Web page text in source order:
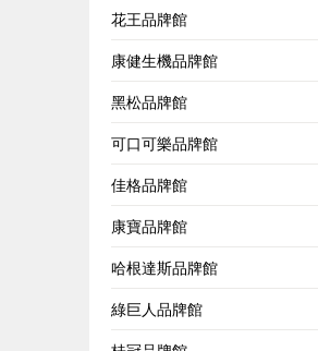
花王品牌館
康健生機品牌館
黑松品牌館
可口可樂品牌館
佳格品牌館
康寶品牌館
哈根達斯品牌館
綠巨人品牌館